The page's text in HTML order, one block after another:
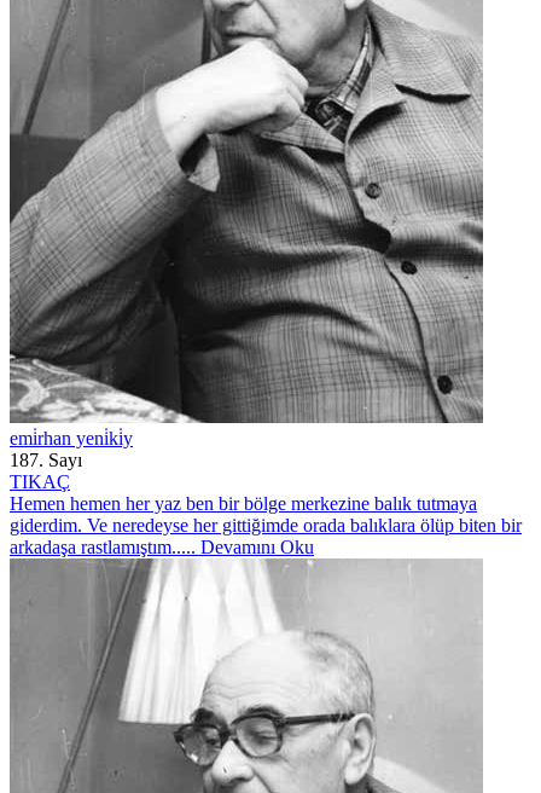
emi̇rhan yeni̇ki̇y
187. Sayı
TIKAÇ
Hemen hemen her yaz ben bir bölge merkezine balık tutmaya
giderdim. Ve neredeyse her gittiğimde orada balıklara ölüp biten bir
arkadaşa rastlamıştım..... Devamını Oku